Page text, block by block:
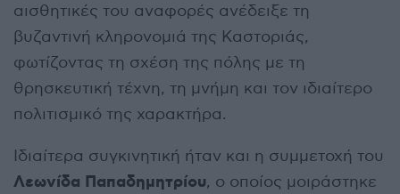
αισθητικές του αναφορές ανέδειξε τη
βυζαντινή κληρονομιά της Καστοριάς,
φωτίζοντας τη σχέση της πόλης με τη
θρησκευτική τέχνη, τη μνήμη και τον ιδιαίτερο
πολιτισμικό της χαρακτήρα.
Ιδιαίτερα συγκινητική ήταν και η συμμετοχή του
Λεωνίδα Παπαδημητρίου, ο οποίος μοιράστηκε